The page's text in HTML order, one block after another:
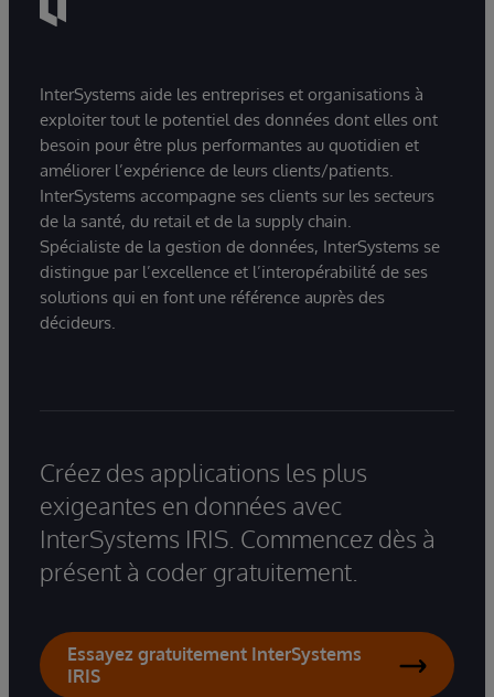
InterSystems aide les entreprises et organisations à
exploiter tout le potentiel des données dont elles ont
besoin pour être plus performantes au quotidien et
améliorer l’expérience de leurs clients/patients.
InterSystems accompagne ses clients sur les secteurs
de la santé, du retail et de la supply chain.
Spécialiste de la gestion de données, InterSystems se
distingue par l’excellence et l’interopérabilité de ses
solutions qui en font une référence auprès des
décideurs.
Créez des applications les plus
exigeantes en données avec
InterSystems IRIS. Commencez dès à
présent à coder gratuitement.
Essayez gratuitement InterSystems
IRIS